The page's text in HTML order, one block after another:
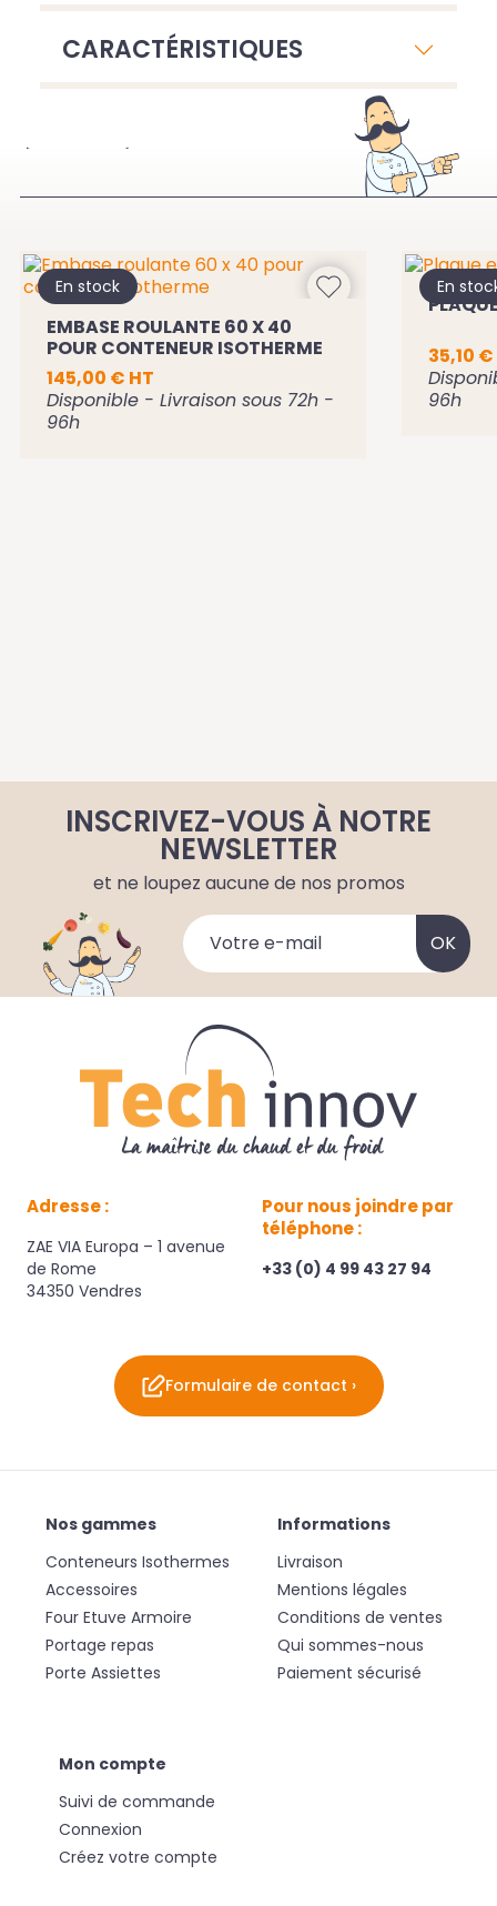
CARACTÉRISTIQUES
EMBASE ROULANTE 60 X 40
POUR CONTENEUR ISOTHERME
145,00 € HT
Disponible - Livraison sous 72h -
96h
En stock
35,10 €
96h
En
INSCRIVEZ-VOUS À NOTRE
NEWSLETTER
et ne loupez aucune de nos promos
Adresse :
ZAE VIA Europa – 1 avenue
de Rome
34350 Vendres
Pour nous joindre par
téléphone :
+33 (0) 4 99 43 27 94
Formulaire de contact ›
Nos gammes
Conteneurs Isothermes
Accessoires
Four Etuve Armoire
Portage repas
Porte Assiettes
Informations
Livraison
Mentions légales
Conditions de ventes
Qui sommes-nous
Paiement sécurisé
Mon compte
Suivi de commande
Connexion
Créez votre compte